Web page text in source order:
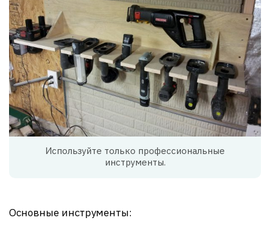
Используйте только профессиональные
инструменты.
Основные инструменты: